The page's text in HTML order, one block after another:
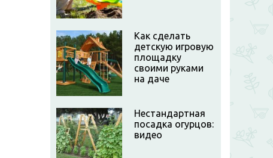
Как сделать
детскую игровую
площадку
своими руками
на даче
Нестандартная
посадка огурцов:
видео